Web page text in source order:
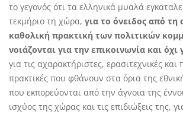
το γεγονός ότι τα ελληνικά μυαλά
τεκμήριο τη χώρα, για το όνειδος από τη
καθολική πρακτική των πολιτικών
νοιάζονται για την επικοινωνία και όχι
για τις αχαρακτήριστες, ερασιτεχνικές και
πρακτικές που φθάνουν στα όρια της
που εκπορεύονται από την άγνοια της
ισχύος της χώρας και τις επιδιώξεις της,